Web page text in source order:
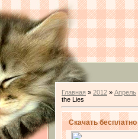
Главная » 2012 » Апрель
the Lies
Скачать